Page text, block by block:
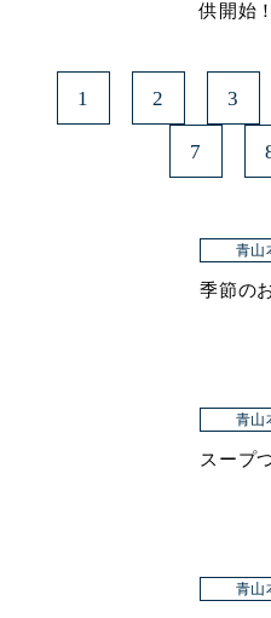
供開始！
1 2 3
7
青山
季節の
青山
スープ
青山